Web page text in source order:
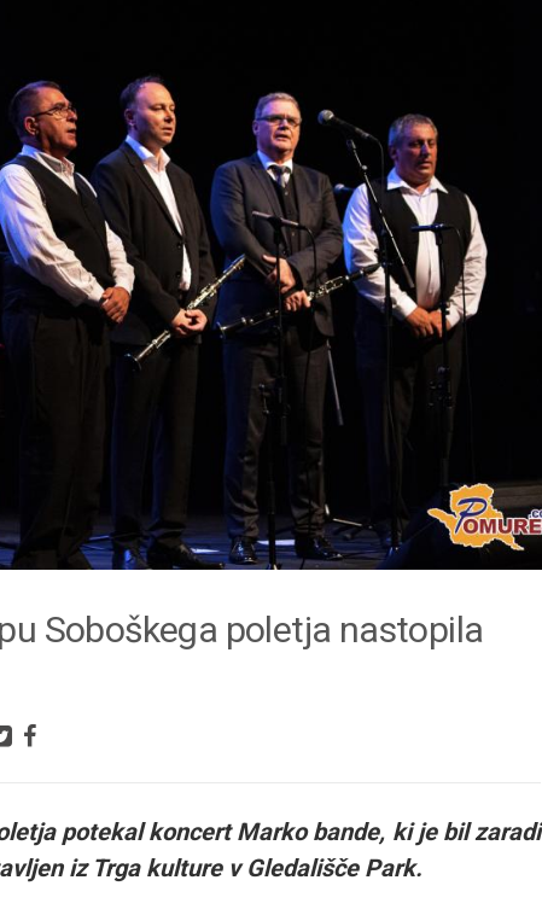
Soboškega poletja nastopila
potekal koncert Marko bande, ki je bil zaradi
iz Trga kulture v Gledališče Park.